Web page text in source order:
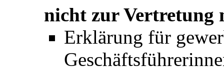
nicht zur Vertretung
Erklärung für